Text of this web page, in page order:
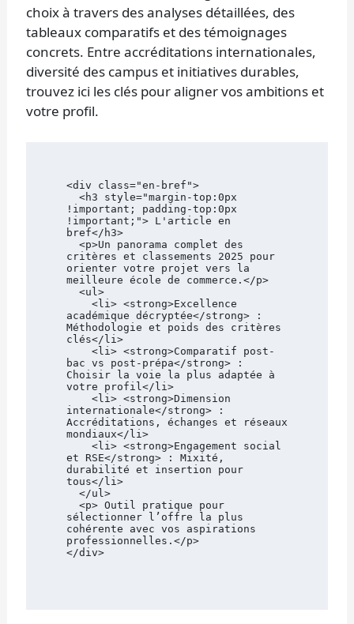
choix à travers des analyses détaillées, des
tableaux comparatifs et des témoignages
concrets. Entre accréditations internationales,
diversité des campus et initiatives durables,
trouvez ici les clés pour aligner vos ambitions et
votre profil.
<div class="en-bref">
!important; padding-top:0px
!important;"> L'article en
bref</h3>
critères et classements 2025 pour
orienter votre projet vers la
meilleure école de commerce.</p>
académique décryptée</strong> :
Méthodologie et poids des critères
clés</li>
bac vs post-prépa</strong> :
Choisir la voie la plus adaptée à
votre profil</li>
internationale</strong> :
Accréditations, échanges et réseaux
mondiaux</li>
et RSE</strong> : Mixité,
durabilité et insertion pour
tous</li>
sélectionner l’offre la plus
cohérente avec vos aspirations
professionnelles.</p>
</div>